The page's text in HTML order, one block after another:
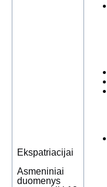
Ekspatriacijai
Asmeniniai
duomenys